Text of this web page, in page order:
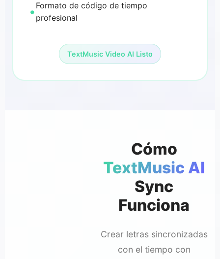
Formato de código de tiempo
profesional
TextMusic Video AI Listo
Cómo
TextMusic AI
Sync
Funciona
Crear letras sincronizadas
con el tiempo con